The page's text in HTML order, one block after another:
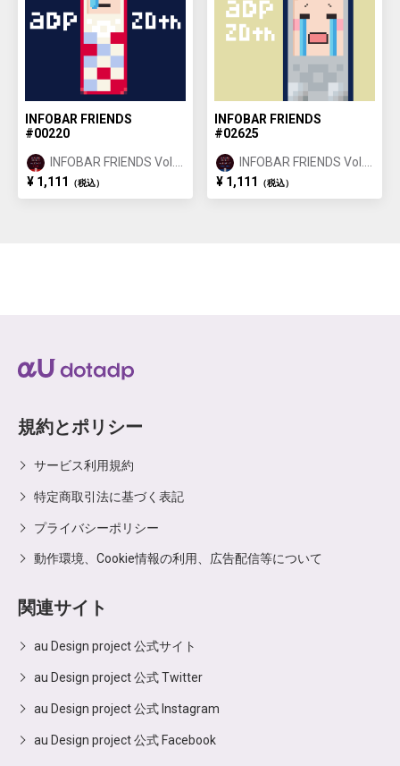
INFOBAR FRIENDS
#00220
INFOBAR FRIENDS Vol.1
NISHIKIGOI ①
¥ 1,111 （税込）
INFOBAR FRIENDS
#02625
INFOBAR FRIENDS Vol.1
BUILDING ②
¥ 1,111 （税込）
規約とポリシー
サービス利用規約
特定商取引法に基づく表記
プライバシーポリシー
動作環境、Cookie情報の利用、広告配信等について
関連サイト
au Design project 公式サイト
au Design project 公式 Twitter
au Design project 公式 Instagram
au Design project 公式 Facebook